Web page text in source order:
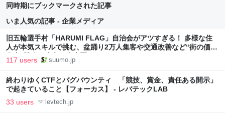
同時期にブックマークされた記事
いま人気の記事 - 企業メディア
旧五輪選手村「HARUMI FLAG」自治会がアツすぎる！ 多様な住
人が本気スキルで挑む、盆踊り2万人集客や交通改善など“街の価値
向上”戦略 東京・中央区
117 users suumo.jp
終わりゆくCTFとバグバウンティ 「競技、賞金、責任ある開示」
で起きていること【フォーカス】 - レバテックLAB
33 users levtech.jp